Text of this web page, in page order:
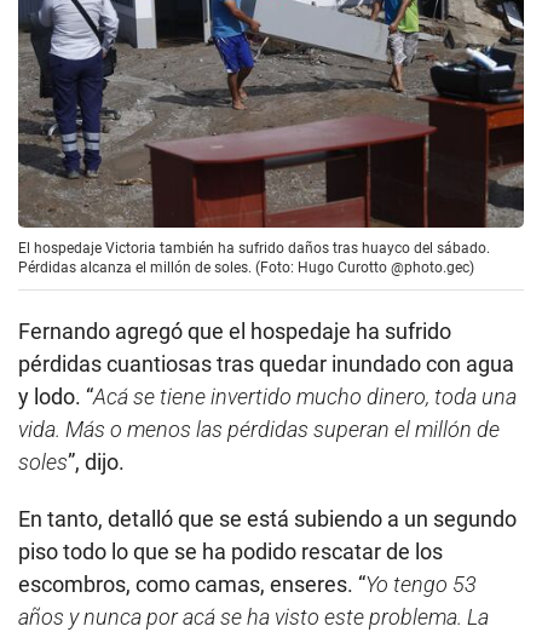
El hospedaje Victoria también ha sufrido daños tras huayco del sábado.
Pérdidas alcanza el millón de soles. (Foto: Hugo Curotto @photo.gec)
Fernando agregó que el hospedaje ha sufrido
pérdidas cuantiosas tras quedar inundado con agua
y lodo. “Acá se tiene invertido mucho dinero, toda una
vida. Más o menos las pérdidas superan el millón de
soles”, dijo.
En tanto, detalló que se está subiendo a un segundo
piso todo lo que se ha podido rescatar de los
escombros, como camas, enseres. “Yo tengo 53
años y nunca por acá se ha visto este problema. La